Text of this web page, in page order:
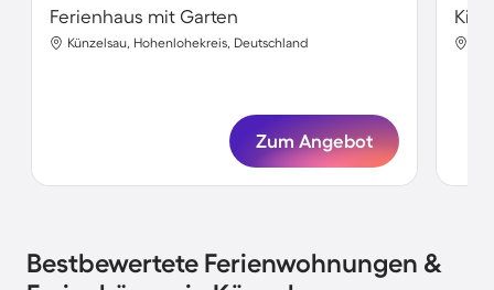
Ferienhaus mit Garten
Künzelsau, Hohenlohekreis, Deutschland
Zum Angebot
Bestbewertete Ferienwohnungen &